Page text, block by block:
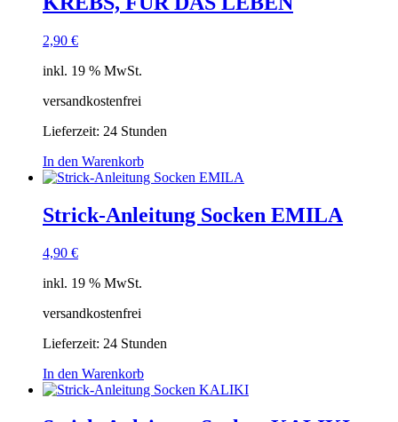
2,90 €
inkl. 19 % MwSt.
versandkostenfrei
Lieferzeit: 24 Stunden
In den Warenkorb
Strick-Anleitung Socken EMILA
4,90 €
inkl. 19 % MwSt.
versandkostenfrei
Lieferzeit: 24 Stunden
In den Warenkorb